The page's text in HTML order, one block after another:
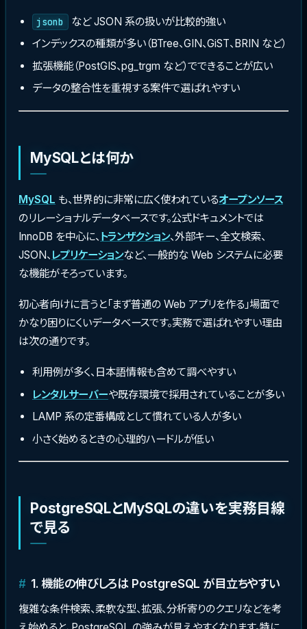
jsonb
など JSON 系の扱いが比較的強い
インデックスの種類が多い（BTree、GIN、GiST、BRIN など）
拡張機能（PostGIS、pg_trgm など）でできることが広い
データの整合性を重視する案件で選ばれやすい
MySQLとは何か
MySQL も、世界的に非常に広く使われているオープンソース
のリレーショナルデータベースです。公式ドキュメントでは
InnoDB を中心に、 トランザクション、外部キー、全文検索、
JSON、 レプリケーションなど、一般的な Web システムに必要
な機能がそろっています。
初心者向けに言うと「まず普通の Web アプリを作る」場面で
かなり困りにくいデータベースです。実務で選ばれやすい理由
は次の通りです。
利用例が多く、日本語情報も含めて調べやすい
レンタルサーバーや既存環境で採用されていることが多い
LAMP 系の定番構成として慣れている人が多い
小さく始めるときの心理的ハードルが低い
PostgreSQLとMySQLの違いを実務目線
で見る
1. 機能の伸びしろは PostgreSQL が目立ちやすい
複雑な条件検索、柔軟な型、拡張、分析寄りのクエリなどを考